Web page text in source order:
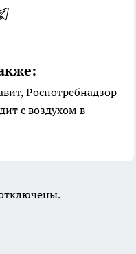
Роспотребнадзор
с воздухом в